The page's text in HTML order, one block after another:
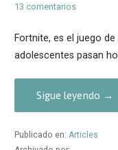
13 comentarios
Fortnite, es el juego
adolescentes pasan
Sigue leyendo →
Publicado en: Articles